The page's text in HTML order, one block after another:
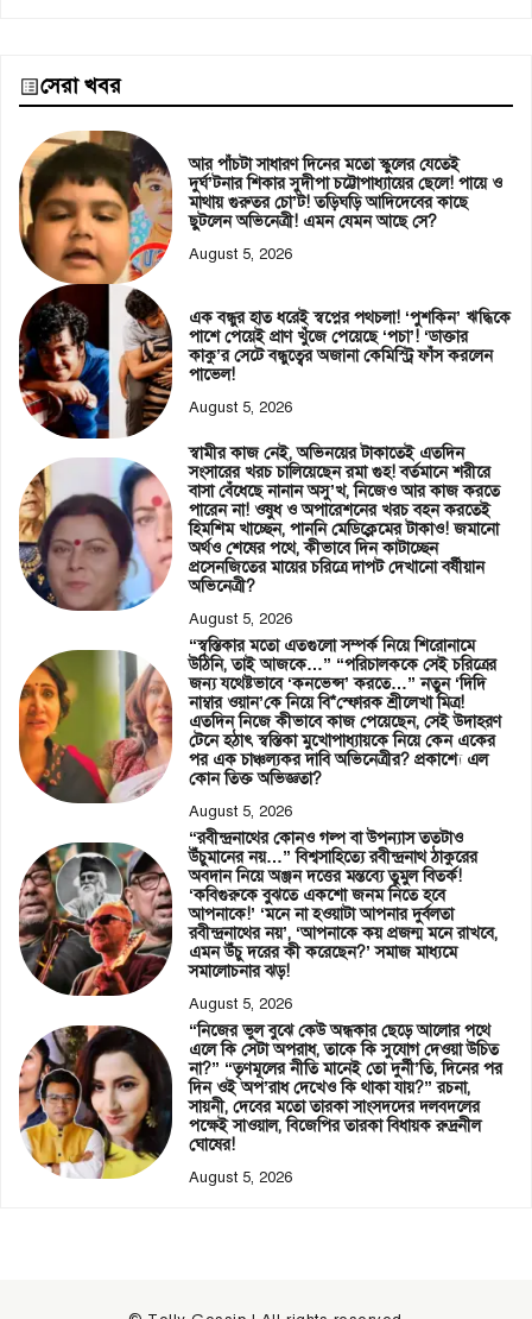
সেরা খবর
আর পাঁচটা সাধারণ দিনের মতো স্কুলের যেতেই
দুর্ঘ’টনার শিকার সুদীপা চট্টোপাধ্যায়ের ছেলে! পায়ে ও
মাথায় গুরুতর চো’ট! তড়িঘড়ি আদিদেবের কাছে
ছুটলেন অভিনেত্রী! এমন যেমন আছে সে?
August 5, 2026
এক বন্ধুর হাত ধরেই স্বপ্নের পথচলা! ‘পুশকিন’ ঋদ্ধিকে
পাশে পেয়েই প্রাণ খুঁজে পেয়েছে ‘পচা’! ‘ডাক্তার
কাকু’র সেটে বন্ধুত্বের অজানা কেমিস্ট্রি ফাঁস করলেন
পাভেল!
August 5, 2026
স্বামীর কাজ নেই, অভিনয়ের টাকাতেই এতদিন
সংসারের খরচ চালিয়েছেন রমা গুহ! বর্তমানে শরীরে
বাসা বেঁধেছে নানান অসু’খ, নিজেও আর কাজ করতে
পারেন না! ওষুধ ও অপারেশনের খরচ বহন করতেই
হিমশিম খাচ্ছেন, পাননি মেডিক্লেমের টাকাও! জমানো
অর্থও শেষের পথে, কীভাবে দিন কাটাচ্ছেন
প্রসেনজিতের মায়ের চরিত্রে দাপট দেখানো বর্ষীয়ান
অভিনেত্রী?
August 5, 2026
“স্বস্তিকার মতো এতগুলো সম্পর্ক নিয়ে শিরোনামে
উঠিনি, তাই আজকে…” “পরিচালককে সেই চরিত্রের
জন্য যথেষ্টভাবে ‘কনভেন্স’ করতে…” নতুন ‘দিদি
নাম্বার ওয়ান’কে নিয়ে বি*স্ফোরক শ্রীলেখা মিত্র!
এতদিন নিজে কীভাবে কাজ পেয়েছেন, সেই উদাহরণ
টেনে হঠাৎ স্বস্তিকা মুখোপাধ্যায়কে নিয়ে কেন একের
পর এক চাঞ্চল্যকর দাবি অভিনেত্রীর? প্রকাশ্যে এল
কোন তিক্ত অভিজ্ঞতা?
August 5, 2026
“রবীন্দ্রনাথের কোনও গল্প বা উপন্যাস ততটাও
উঁচুমানের নয়…” বিশ্বসাহিত্যে রবীন্দ্রনাথ ঠাকুরের
অবদান নিয়ে অঞ্জন দত্তের মন্তব্যে তুমুল বিতর্ক!
‘কবিগুরুকে বুঝতে একশো জনম নিতে হবে
আপনাকে!’ ‘মনে না হওয়াটা আপনার দুর্বলতা
রবীন্দ্রনাথের নয়’, ‘আপনাকে কয় প্রজন্ম মনে রাখবে,
এমন উঁচু দরের কী করেছেন?’ সমাজ মাধ্যমে
সমালোচনার ঝড়!
August 5, 2026
“নিজের ভুল বুঝে কেউ অন্ধকার ছেড়ে আলোর পথে
এলে কি সেটা অপরাধ, তাকে কি সুযোগ দেওয়া উচিত
না?” “তৃণমূলের নীতি মানেই তো দুর্নী’তি, দিনের পর
দিন ওই অপ’রাধ দেখেও কি থাকা যায়?” রচনা,
সায়নী, দেবের মতো তারকা সাংসদদের দলবদলের
পক্ষেই সাওয়াল, বিজেপির তারকা বিধায়ক রুদ্রনীল
ঘোষের!
August 5, 2026